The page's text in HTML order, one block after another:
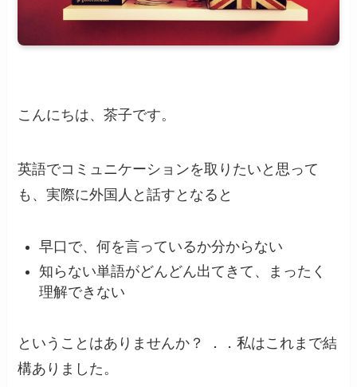
こんにちは、茶子です。
英語でコミュニケーションを取りたいと思って
も、実際に外国人と話すとなると
早口で、何を言っているか分からない
知らない単語がどんどん出てきて、まったく
理解できない
ということはありませんか？ ．．私はこれまで結
構ありました。